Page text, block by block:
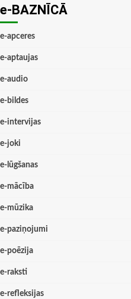
e-BAZNĪCĀ
e-apceres
e-aptaujas
e-audio
e-bildes
e-intervijas
e-joki
e-lūgšanas
e-mācība
e-mūzika
e-paziņojumi
e-poēzija
e-raksti
e-refleksijas